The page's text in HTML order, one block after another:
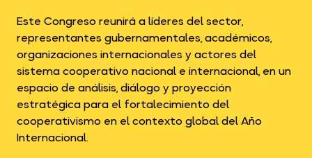
Este Congreso reunirá a líderes del sector,
representantes gubernamentales, académicos,
organizaciones internacionales y actores del
sistema cooperativo nacional e internacional, en un
espacio de análisis, diálogo y proyección
estratégica para el fortalecimiento del
cooperativismo en el contexto global del Año
Internacional.